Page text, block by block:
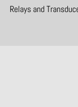
Relays and